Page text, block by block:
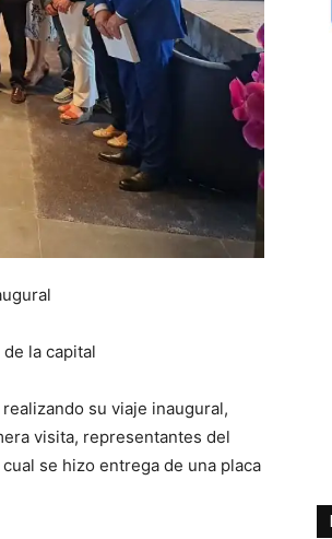
la capital
su viaje inaugural,
visita, representantes del
se hizo entrega de una placa